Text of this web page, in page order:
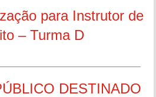
para Instrutor de
– Turma D
DESTINADO